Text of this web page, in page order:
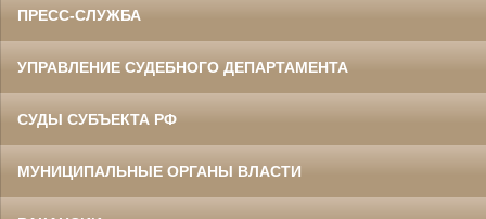
ПРЕСС-СЛУЖБА
УПРАВЛЕНИЕ СУДЕБНОГО ДЕПАРТАМЕНТА
СУДЫ СУБЪЕКТА РФ
МУНИЦИПАЛЬНЫЕ ОРГАНЫ ВЛАСТИ